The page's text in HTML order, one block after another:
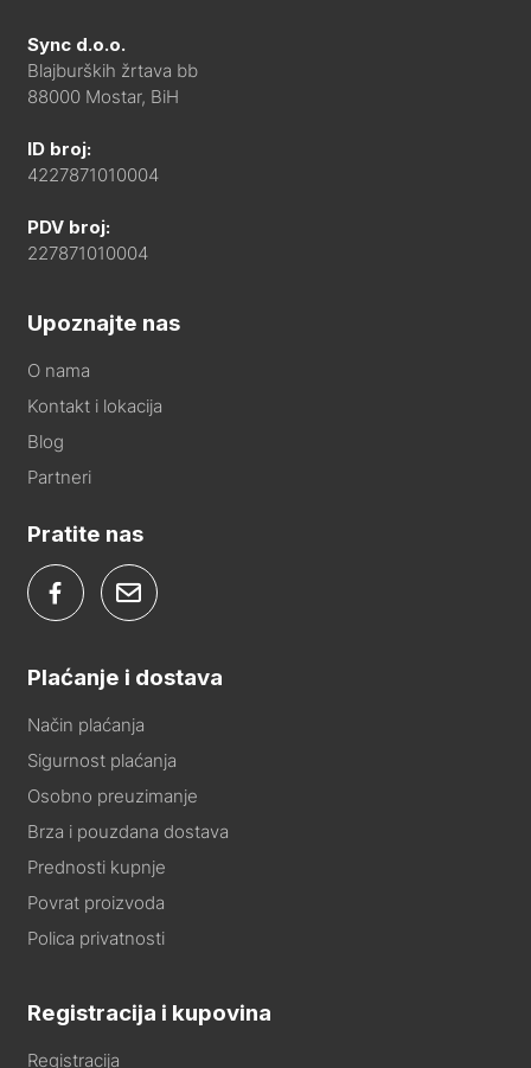
Sync d.o.o.
Blajburških žrtava bb
88000 Mostar, BiH
ID broj:
4227871010004
PDV broj:
227871010004
Upoznajte nas
O nama
Kontakt i lokacija
Blog
Partneri
Pratite nas
Plaćanje i dostava
Način plaćanja
Sigurnost plaćanja
Osobno preuzimanje
Brza i pouzdana dostava
Prednosti kupnje
Povrat proizvoda
Polica privatnosti
Registracija i kupovina
Registracija